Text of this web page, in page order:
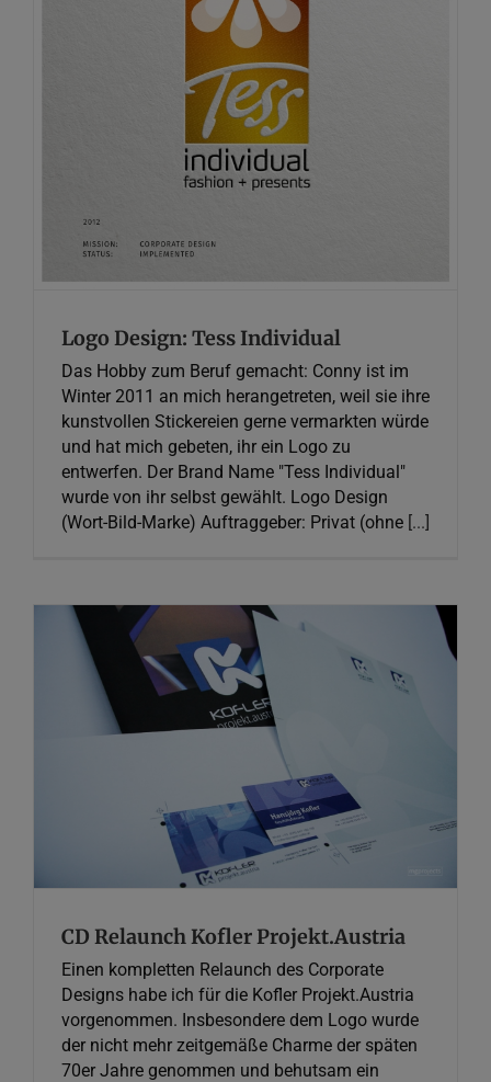
Logo Design: Tess Individual
Graphic Design
Logo Design: Tess Individual
Das Hobby zum Beruf gemacht: Conny ist im
Winter 2011 an mich herangetreten, weil sie ihre
kunstvollen Stickereien gerne vermarkten würde
und hat mich gebeten, ihr ein Logo zu
entwerfen. Der Brand Name "Tess Individual"
wurde von ihr selbst gewählt. Logo Design
(Wort-Bild-Marke) Auftraggeber: Privat (ohne [...]
CD Relaunch Kofler Projekt.Austria
Web Design
CD Relaunch Kofler Projekt.Austria
Einen kompletten Relaunch des Corporate
Designs habe ich für die Kofler Projekt.Austria
vorgenommen. Insbesondere dem Logo wurde
der nicht mehr zeitgemäße Charme der späten
70er Jahre genommen und behutsam ein